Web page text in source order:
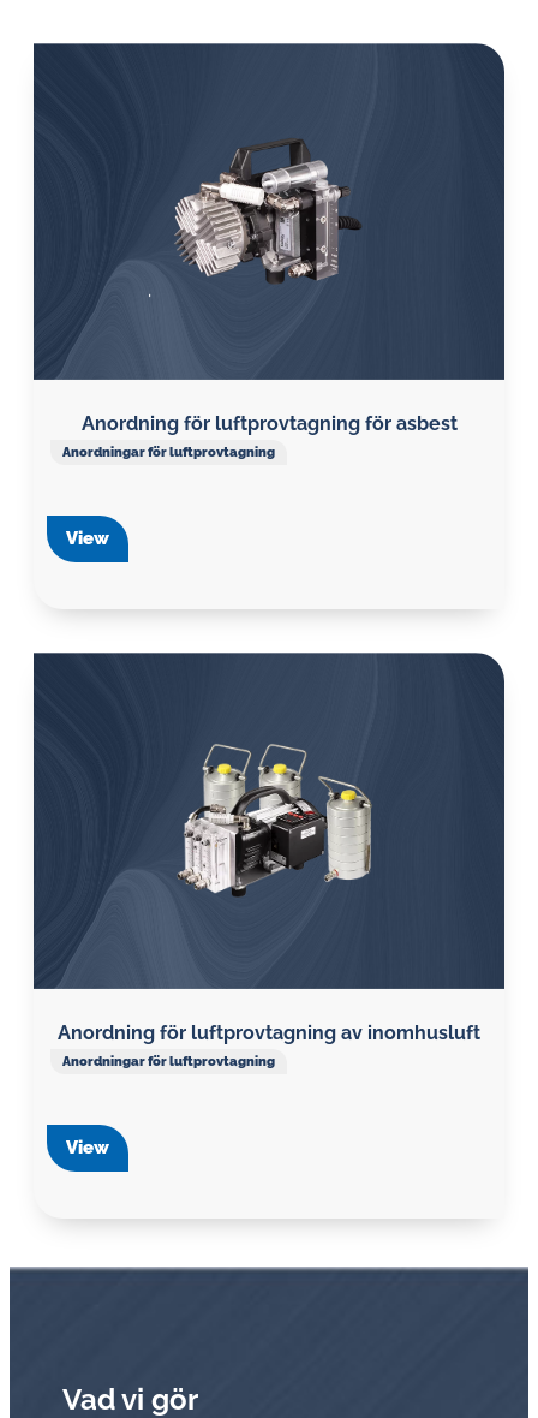
Anordning för luftprovtagning för asbest
Anordningar för luftprovtagning
View
Anordning för luftprovtagning av inomhusluft
Anordningar för luftprovtagning
View
Vad vi gör